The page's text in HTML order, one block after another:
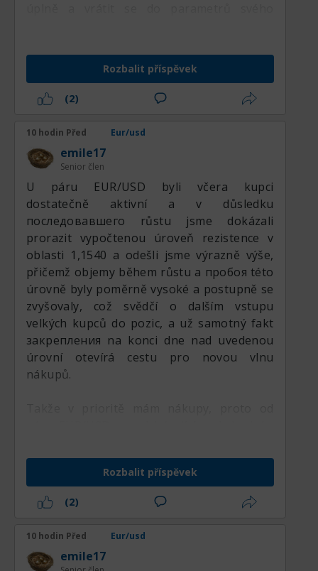
Rozbalit příspěvek
(2)
10 hodin Před Eur/usd
emile17
Senior člen
U páru EUR/USD byli včera kupci
dostatečně aktivní a v důsledku
последовавшего růstu jsme dokázali
prorazit vypočtenou úroveň rezistence v
oblasti 1,1540 a odešli jsme výrazně výše,
přičemž objemy během růstu a пробоя této
úrovně byly poměrně vysoké a postupně se
zvyšovaly, což svědčí o dalším vstupu
velkých kupců do pozic, a už samotný fakt
закрепления na konci dne nad uvedenou
úrovní otevírá cestu pro novou vlnu
nákupů.
který začal včera ve druhé polovině
obchodního dne, s cíli kolem 1,1590 na
závěr.
Rozbalit příspěvek
(2)
10 hodin Před Eur/usd
emile17